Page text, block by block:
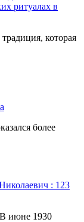
ритуалах в
которая
более
: 123
В июне 1930